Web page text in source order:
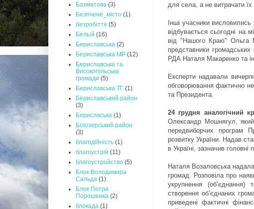
для села, а не витрачати їх
Інші учасники
відбувається сьогодні на
від "Нашого Краю" Ольга
представники
РДА Наталя Макаренко та
Експерти надавали
обговорювання фактично не
та Президента.
24 грудня аналогічний
Олександр Мошнягул, який
передвиборчих програм
розвитку України. Надав
в Україні, зазначив
Наталя Возаловська
громад. Розповіла про
укрупнення (об’єднання)
створення об’єднаних
приведені фактичні
Бахматова (3)
Безпчене_місто (1)
безробіття (5)
Белый (16)
Бериславська (2)
Бериславська МР (12)
Бериславська та
Високопільська
громади (5)
Бериславська ТГ (1)
Бериславський район
(3)
Берисласька (1)
Білозерський район
(3)
благодійність (1)
благоустрій (11)
благоустройство (5)
Блок Володимира
Сальда (1)
Блок Петра
Порошенка (2)
блокада (1)